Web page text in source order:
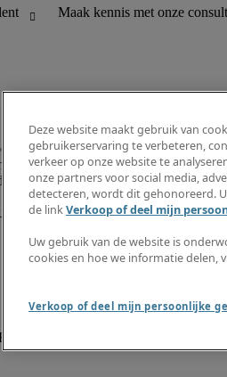
en boekhouding
HR en customer support
alarm
Deze website maakt gebruik van
gebruikerservaring te verbeteren,
verkeer op onze website te
onze partners voor social media,
detecteren, wordt dit gehonoreerd.
de linkVerkoop of deel mijn
Uw gebruik van de website is
cookies en hoe we informatie delen,
Verkoop of deel mijn persoonlijke